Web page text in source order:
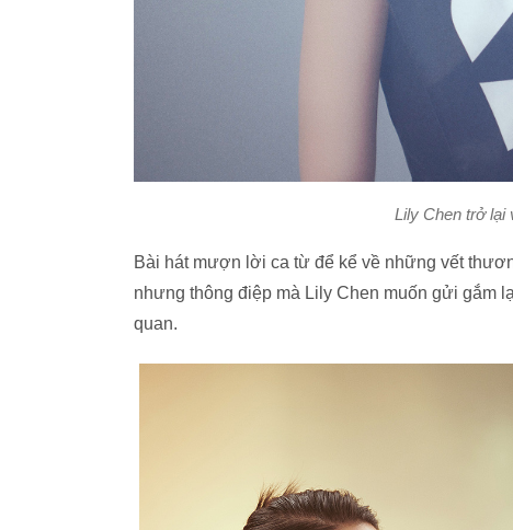
Lily Chen trở lại
Bài hát mượn lời ca từ để kể về những vết
nhưng thông điệp mà Lily Chen muốn gửi gắm
quan.